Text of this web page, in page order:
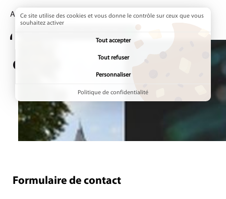
Accueil Page active :
Contact
Contact
Étape1/1
Formulaire de contact
Ce site utilise des cookies et vous donne le contrôle sur ceux que vous
souhaitez activer
Tout accepter
Tout refuser
Personnaliser
Politique de confidentialité